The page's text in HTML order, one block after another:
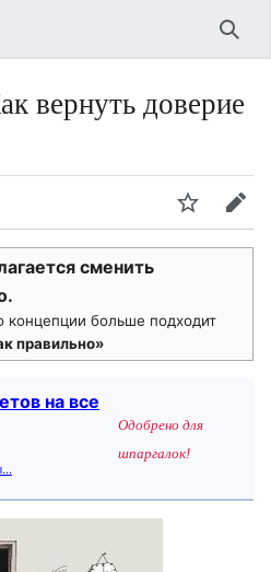
вернуть доверие
сменить
концепции больше подходит
правильно»
на все
Одобрено для
шпаргалок!